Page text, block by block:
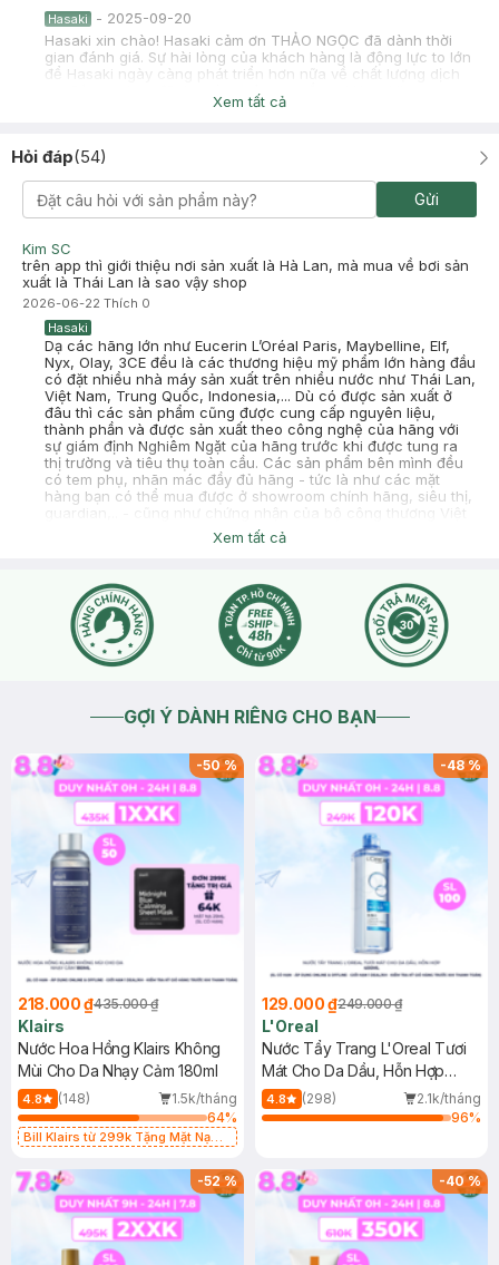
Hasaki - 2025-09-20
Hasaki xin chào! Hasaki cảm ơn THẢO NGỌC đã dành thời
gian đánh giá. Sự hài lòng của khách hàng là động lực to lớn
để Hasaki ngày càng phát triển hơn nữa về chất lượng dịch
vụ. Cảm ơn bạn đã tin tưởng và mua sắm tại Hasaki!
2025-09-05
được m pass lại 250k. bạn nào có nhu cầu lhe m nhé
0932763237
Hasaki xin chào! Hasaki cảm ơn Hoàng Yến đã dành thời gian
đánh giá. Sự hài lòng của khách hàng là động lực to lớn để
Hasaki ngày càng phát triển hơn nữa về chất lượng dịch vụ.
Cảm ơn bạn đã tin tưởng và mua sắm tại Hasaki!
Xem tất cả
Hỏi đáp(54)
Gửi
Kim SC
trên app thì giới thiệu nơi sản xuất là Hà Lan, mà mua về bơi sản
xuất là Thái Lan là sao vậy shop
2026-06-22 Thích 0
Hasaki
Dạ các hãng lớn như Eucerin L’Oréal Paris, Maybelline, Elf,
Nyx, Olay, 3CE đều là các thương hiệu mỹ phẩm lớn hàng đầu
có đặt nhiều nhà máy sản xuất trên nhiều nước như Thái Lan,
Việt Nam, Trung Quốc, Indonesia,... Dù có được sản xuất ở
đâu thì các sản phẩm cũng được cung cấp nguyên liệu,
thành phần và được sản xuất theo công nghệ của hãng với
sự giám định Nghiêm Ngặt của hãng trước khi được tung ra
thị trường và tiêu thụ toàn cầu. Các sản phẩm bên mình đều
có tem phụ, nhãn mác đầy đủ hãng - tức là như các mặt
hàng bạn có thể mua được ở showroom chính hãng, siêu thị,
Nam nên bạn hoàn toàn có thể yên tâm về chất lượng cũng
như sử dụng sản phẩm bên mình nhé
Phan Ngọc Bích Phượng
sao cùng là 1 sản phẩm mà vị trí hạn sử dụng lại khác nhau vậy
shop, làm tui bất an quá vậy
2026-03-09Thích
Dạ Hasaki chào bạn, nhờ bạn chủ động inbox qua Fanpage
hoặc Zalo giúp mình để Hasaki hỗ trợ bạn cụ thể hơn ạ
Xem tất cả
GỢI Ý DÀNH RIÊNG CHO BẠN
-50%
218.000 ₫435.000 ₫
Klairs
Nước Hoa Hồng Klairs Không
Mùi Cho Da Nhạy Cảm 180ml
4.8 (148)
1.5k/tháng
64%
Bill Klairs từ 299k Tặng Mặt Nạ
25ml (SL Có Hạn)
-48%
129.000 ₫249.000 ₫
L'Oreal
Nước Tẩy Trang L'Oreal Tươi
Mát Cho Da Dầu, Hỗn Hợp
400ml
4.8 (298)
2.1k/tháng
96%
-52% -40%